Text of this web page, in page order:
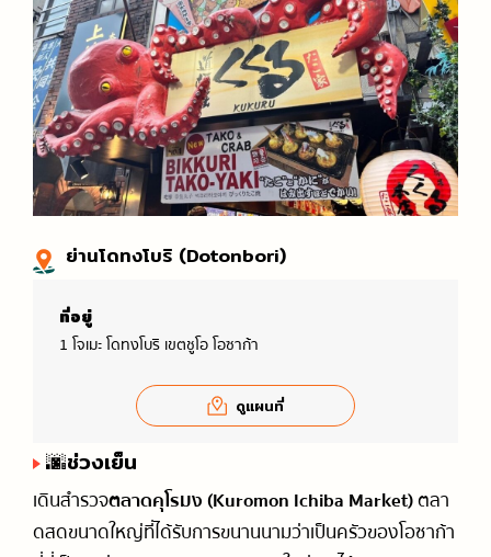
ย่านโดทงโบริ (Dotonbori)
ที่อยู่
1 โจเมะ โดทงโบริ เขตชูโอ โอซาก้า
ดูแผนที่
🌆ช่วงเย็น
เดินสำรวจตลาดคุโรมง (Kuromon Ichiba Market)ตลา
ดสดขนาดใหญ่ที่ได้รับการขนานนามว่าเป็นครัวของโอซาก้า